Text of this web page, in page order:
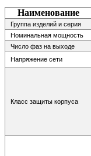
Наименование
Группа изделий и серия
Номинальная мощность
Число фаз на выходе
Напряжение сети
Класс защиты корпуса